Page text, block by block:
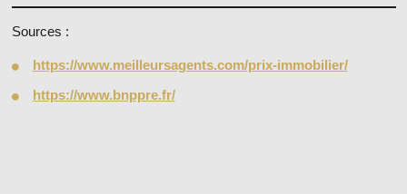
Sources :
https://www.meilleursagents.com/prix-immobilier/
https://www.bnppre.fr/